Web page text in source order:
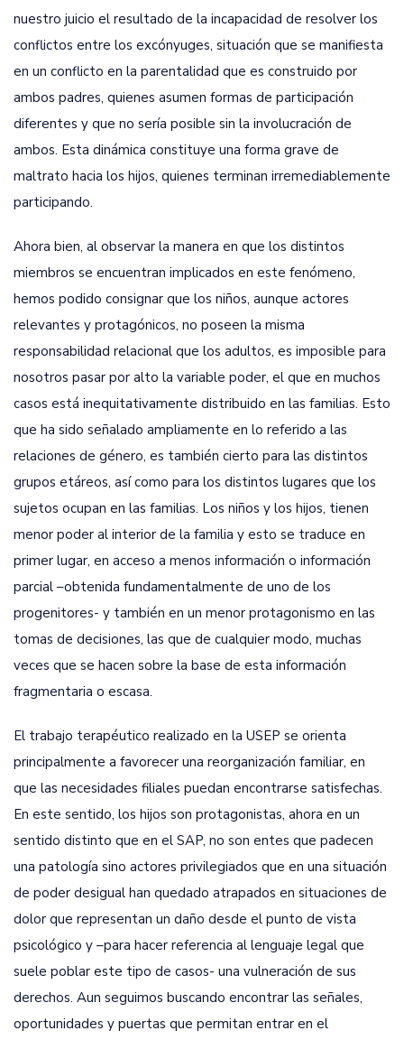
nuestro juicio el resultado de la incapacidad de resolver los
conflictos entre los excónyuges, situación que se manifiesta
en un conflicto en la parentalidad que es construido por
ambos padres, quienes asumen formas de participación
diferentes y que no sería posible sin la involucración de
ambos. Esta dinámica constituye una forma grave de
maltrato hacia los hijos, quienes terminan irremediablemente
participando.
Ahora bien, al observar la manera en que los distintos
miembros se encuentran implicados en este fenómeno,
hemos podido consignar que los niños, aunque actores
relevantes y protagónicos, no poseen la misma
responsabilidad relacional que los adultos, es imposible para
nosotros pasar por alto la variable poder, el que en muchos
casos está inequitativamente distribuido en las familias. Esto
que ha sido señalado ampliamente en lo referido a las
relaciones de género, es también cierto para las distintos
grupos etáreos, así como para los distintos lugares que los
sujetos ocupan en las familias. Los niños y los hijos, tienen
menor poder al interior de la familia y esto se traduce en
primer lugar, en acceso a menos información o información
parcial –obtenida fundamentalmente de uno de los
progenitores- y también en un menor protagonismo en las
tomas de decisiones, las que de cualquier modo, muchas
veces que se hacen sobre la base de esta información
fragmentaria o escasa.
El trabajo terapéutico realizado en la USEP se orienta
principalmente a favorecer una reorganización familiar, en
que las necesidades filiales puedan encontrarse satisfechas.
En este sentido, los hijos son protagonistas, ahora en un
sentido distinto que en el SAP, no son entes que padecen
una patología sino actores privilegiados que en una situación
de poder desigual han quedado atrapados en situaciones de
dolor que representan un daño desde el punto de vista
psicológico y –para hacer referencia al lenguaje legal que
suele poblar este tipo de casos- una vulneración de sus
derechos. Aun seguimos buscando encontrar las señales,
oportunidades y puertas que permitan entrar en el